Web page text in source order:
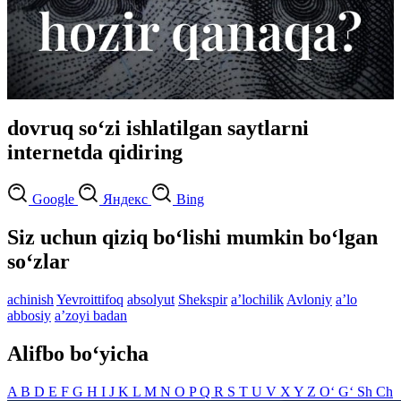
dovruq so‘zi ishlatilgan saytlarni
internetda qidiring
Google Яндекс Bing
Siz uchun qiziq bo‘lishi mumkin bo‘lgan
so‘zlar
achinish Yevroittifoq absolyut Shekspir aʼlochilik Avloniy aʼlo
abbosiy aʼzoyi badan
Alifbo bo‘yicha
A B D E F G H I J K L M N O PQ R S T U V X Y Z O‘ G‘ Sh Ch